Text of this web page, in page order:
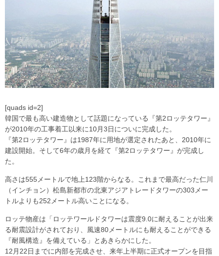
[quads id=2]
韓国で最も高い建造物として話題になっている『第2ロッテタワー』
が2010年の工事着工以来に10月3日についに完成した。
『第2ロッテタワー』は1987年に用地が選定されたあと、2010年に
建設開始。そして6年の歳月を経て『第2ロッテタワー』が完成し
た。
高さは555メートルで地上123階からなる。これまで最高だった仁川
（インチョン）松島新都市の北東アジアトレードタワーの303メー
トルよりも252メートル高いことになる。
ロッテ物産は「ロッテワールドタワーは震度9.0に耐えることが出来
る耐震設計がされており、風速80メートルにも耐えることができる
『耐風構造』を備えている」とあきらかにした。
12月22日までに内部を完成させ、来年上半期に正式オープンを目指